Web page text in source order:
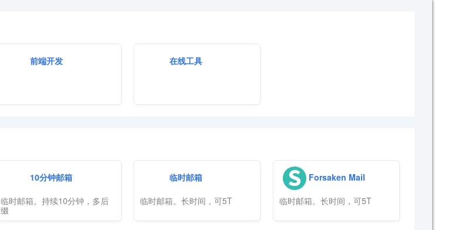
前端开发 在线工具
10分钟邮箱
临时邮箱。持续10分钟，多后
缀
临时邮箱
临时邮箱。长时间，可5T
Forsaken Mail
临时邮箱。长时间，可5T